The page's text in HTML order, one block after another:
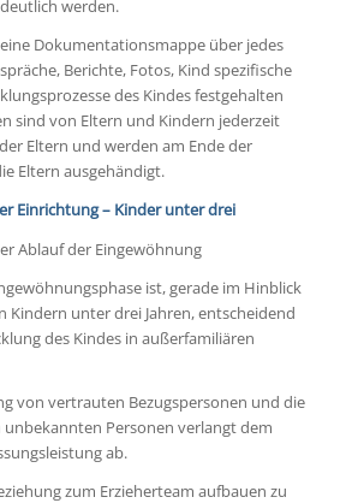
werden.
Dokumentationsmappe über jedes
Berichte, Fotos, Kind spezifische
des Kindes festgehalten
sind von Eltern und Kindern jederzeit
Eltern und werden am Ende der
Eltern ausgehändigt.
Einrichtung – Kinder unter drei
Ablauf der Eingewöhnung
ist, gerade im Hinblick
Kindern unter drei Jahren, entscheidend
des Kindes in außerfamiliären
von vertrauten Bezugspersonen und die
Personen verlangt dem
ab.
zum Erzieherteam aufbauen zu